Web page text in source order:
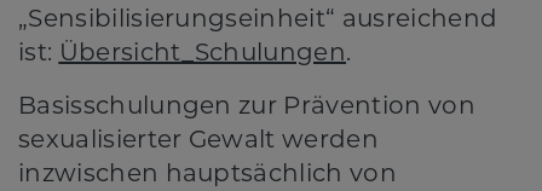
„Sensibilisierungseinheit“ ausreichend
ist: Übersicht_Schulungen.
Basisschulungen zur Prävention von
sexualisierter Gewalt werden
inzwischen hauptsächlich von